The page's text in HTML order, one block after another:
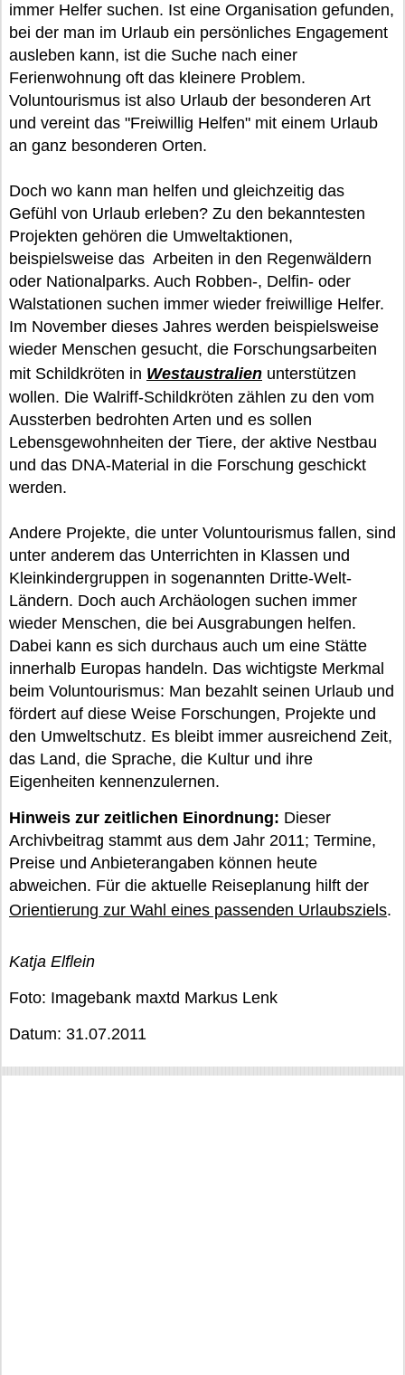
immer Helfer suchen. Ist eine Organisation gefunden,
bei der man im Urlaub ein persönliches Engagement
ausleben kann, ist die Suche nach einer
Ferienwohnung oft das kleinere Problem.
Voluntourismus ist also Urlaub der besonderen Art
und vereint das "Freiwillig Helfen" mit einem Urlaub
an ganz besonderen Orten.
Doch wo kann man helfen und gleichzeitig das
Gefühl von Urlaub erleben? Zu den bekanntesten
Projekten gehören die Umweltaktionen,
beispielsweise das Arbeiten in den Regenwäldern
oder Nationalparks. Auch Robben-, Delfin- oder
Walstationen suchen immer wieder freiwillige Helfer.
Im November dieses Jahres werden beispielsweise
wieder Menschen gesucht, die Forschungsarbeiten
mit Schildkröten in Westaustralien unterstützen
wollen. Die Walriff-Schildkröten zählen zu den vom
Aussterben bedrohten Arten und es sollen
Lebensgewohnheiten der Tiere, der aktive Nestbau
und das DNA-Material in die Forschung geschickt
werden.
Andere Projekte, die unter Voluntourismus fallen, sind
unter anderem das Unterrichten in Klassen und
Kleinkindergruppen in sogenannten Dritte-Welt-
Ländern. Doch auch Archäologen suchen immer
wieder Menschen, die bei Ausgrabungen helfen.
Dabei kann es sich durchaus auch um eine Stätte
innerhalb Europas handeln. Das wichtigste Merkmal
beim Voluntourismus: Man bezahlt seinen Urlaub und
fördert auf diese Weise Forschungen, Projekte und
den Umweltschutz. Es bleibt immer ausreichend Zeit,
das Land, die Sprache, die Kultur und ihre
Eigenheiten kennenzulernen.
Hinweis zur zeitlichen Einordnung: Dieser
Archivbeitrag stammt aus dem Jahr 2011; Termine,
Preise und Anbieterangaben können heute
abweichen. Für die aktuelle Reiseplanung hilft der
Orientierung zur Wahl eines passenden Urlaubsziels.
Katja Elflein
Foto: Imagebank maxtd Markus Lenk
Datum: 31.07.2011